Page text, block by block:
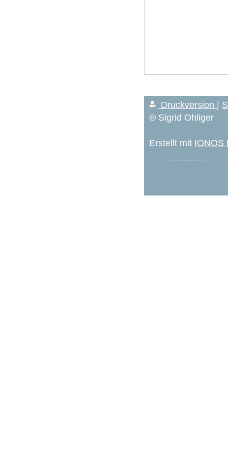
Druckversion |
© Sigrid Ohliger
Erstellt mit IONOS